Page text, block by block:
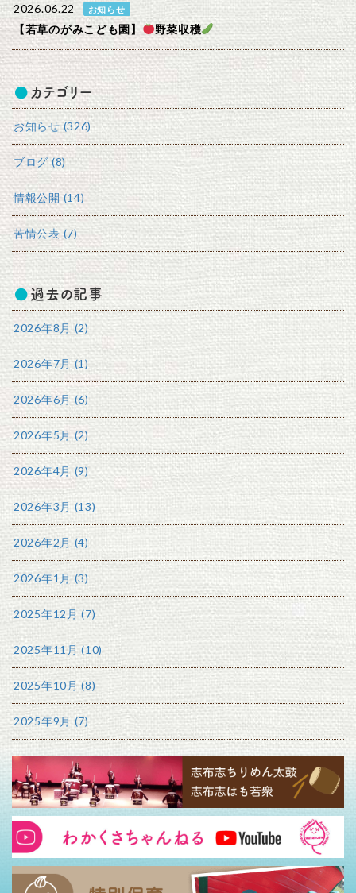
2026.06.22 お知らせ
【若草のがみこども園】 野菜収穫
カテゴリー
お知らせ (326)
ブログ (8)
情報公開 (14)
苦情公表 (7)
過去の記事
2026年8月 (2)
2026年7月 (1)
2026年6月 (6)
2026年5月 (2)
2026年4月 (9)
2026年3月 (13)
2026年2月 (4)
2026年1月 (3)
2025年12月 (7)
2025年11月 (10)
2025年10月 (8)
2025年9月 (7)